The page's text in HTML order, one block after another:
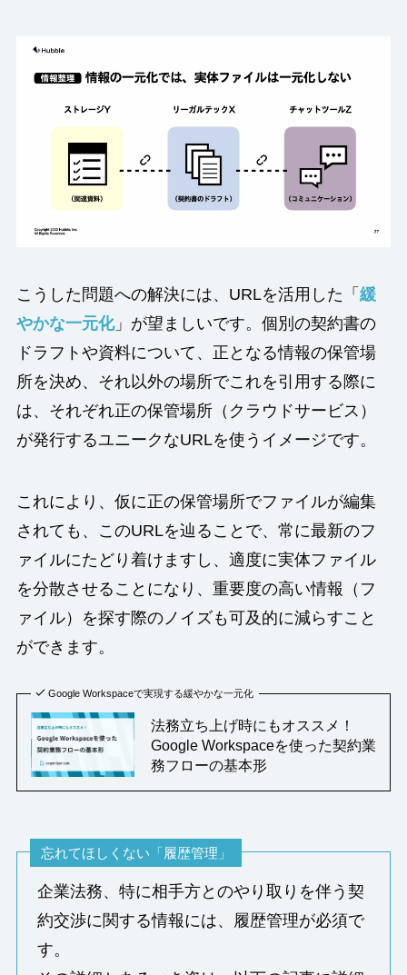
こうした問題への解決には、URLを活用した「 緩
やかな一元化」が望ましいです。個別の契約書の
ドラフトや資料について、正となる情報の保管場
所を決め、それ以外の場所でこれを引用する際に
は、それぞれ正の保管場所（クラウドサービス）
が発行するユニークなURLを使うイメージです。
これにより、仮に正の保管場所でファイルが編集
されても、このURLを辿ることで、常に最新のフ
ァイルにたどり着けますし、適度に実体ファイル
を分散させることになり、重要度の高い情報（フ
ァイル）を探す際のノイズも可及的に減らすこと
ができます。
Google Workspaceで実現する緩やかな一元化
法務立ち上げ時にもオススメ！
Google Workspaceを使った契約業
務フローの基本形
忘れてほしくない「履歴管理」
企業法務、特に相手方とのやり取りを伴う契
約交渉に関する情報には、履歴管理が必須で
す。